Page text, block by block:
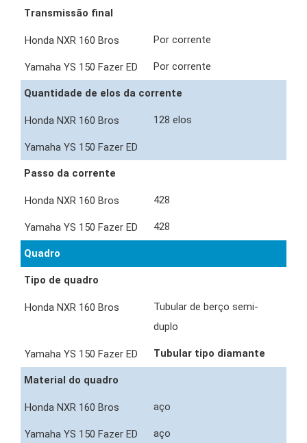
Transmissão final
Por corrente
Por corrente
Quantidade de elos da corrente
128 elos
Passo da corrente
428
428
Quadro
Tipo de quadro
Tubular de berço semi-
duplo
Tubular tipo diamante
Material do quadro
aço
aço